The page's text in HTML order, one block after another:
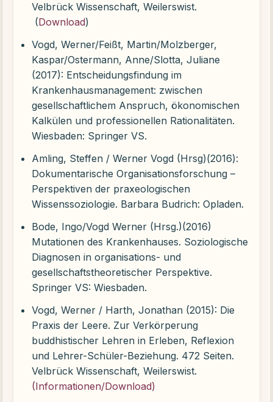
Velbrück Wissenschaft, Weilerswist.
(Download)
Vogd, Werner/Feißt, Martin/Molzberger,
Kaspar/Ostermann, Anne/Slotta, Juliane
(2017): Entscheidungsfindung im
Krankenhausmanagement: zwischen
gesellschaftlichem Anspruch, ökonomischen
Kalkülen und professionellen Rationalitäten.
Wiesbaden: Springer VS.
Amling, Steffen / Werner Vogd (Hrsg)(2016):
Dokumentarische Organisationsforschung –
Perspektiven der praxeologischen
Wissenssoziologie. Barbara Budrich: Opladen.
Bode, Ingo/Vogd Werner (Hrsg.)(2016)
Mutationen des Krankenhauses. Soziologische
Diagnosen in organisations- und
gesellschaftstheoretischer Perspektive.
Springer VS: Wiesbaden.
Vogd, Werner / Harth, Jonathan (2015): Die
Praxis der Leere. Zur Verkörperung
buddhistischer Lehren in Erleben, Reflexion
und Lehrer-Schüler-Beziehung. 472 Seiten.
Velbrück Wissenschaft, Weilerswist.
(Informationen/Download)